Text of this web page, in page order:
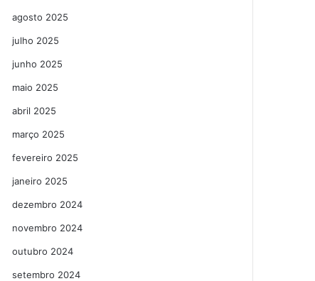
agosto 2025
julho 2025
junho 2025
maio 2025
abril 2025
março 2025
fevereiro 2025
janeiro 2025
dezembro 2024
novembro 2024
outubro 2024
setembro 2024